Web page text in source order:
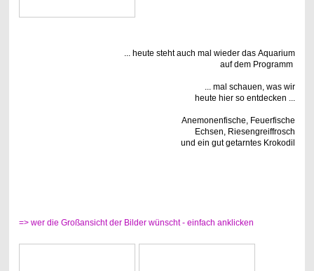
... heute steht auch mal wieder das Aquarium
auf dem Programm
... mal schauen, was wir
heute hier so entdecken ...
Anemonenfische, Feuerfische
Echsen, Riesengreiffrosch
und ein gut getarntes Krokodil
=> wer die Großansicht der Bilder wünscht - einfach anklicken